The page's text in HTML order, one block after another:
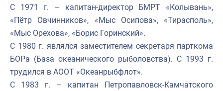
С 1971 г. –
капитан-директор БМРТ «Колывань»,
«Пётр Овчинников», «Мыс Осипова», «Тирасполь»,
«Мыс Орехова», «Борис Горинский».
С 1980 г. являлся заместителем секретаря парткома
БОРа (База океанического рыболовства). С 1993 г.
трудился в АООТ «Океанрыбфлот».
С 1983 г. – капитан Петропавловск-Камчатского